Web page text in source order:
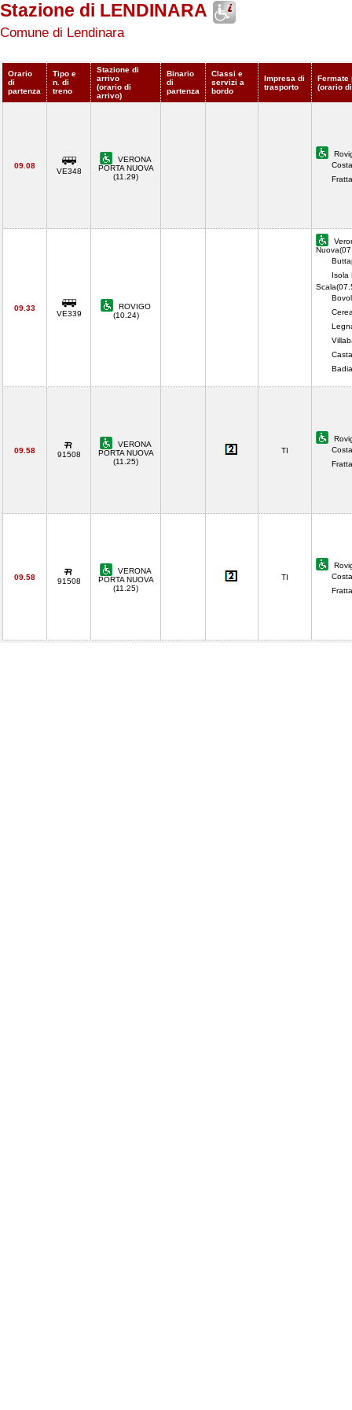
Stazione di LENDINARA
Comune di Lendinara
Orario
di
partenza
Tipo e
n. di
treno
Stazione di
arrivo
(orario di
arrivo)
Binario
di
partenza
Classi e
servizi a
bordo
Impresa di
trasporto
Fermate
(orario
09.08
VE348
VERONA
PORTA NUOVA
(11.29)
09.33
VE339
ROVIGO
(10.24)
Isola
09.58 91508
VERONA
PORTA NUOVA
(11.25)
TI
09.58 91508
VERONA
PORTA NUOVA
(11.25)
TI